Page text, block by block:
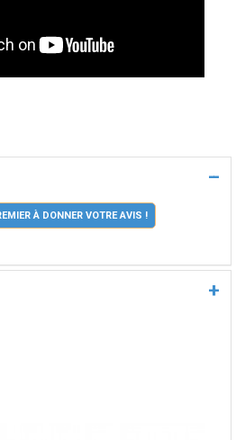
À DONNER VOTRE AVIS !